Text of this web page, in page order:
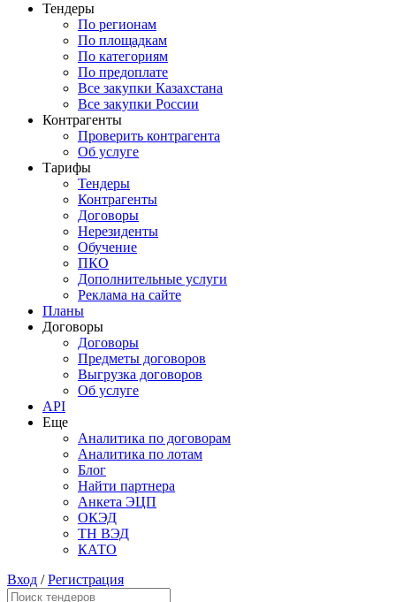
Тендеры
По регионам
По площадкам
По категориям
По предоплате
Все закупки Казахстана
Все закупки России
Контрагенты
Проверить контрагента
Об услуге
Тарифы
Тендеры
Контрагенты
Договоры
Нерезиденты
Обучение
ПКО
Дополнительные услуги
Реклама на сайте
Планы
Договоры
Договоры
Предметы договоров
Выгрузка договоров
Об услуге
API
Еще
Аналитика по договорам
Аналитика по лотам
Блог
Найти партнера
Анкета ЭЦП
ОКЭД
ТН ВЭД
КАТО
Вход /Регистрация